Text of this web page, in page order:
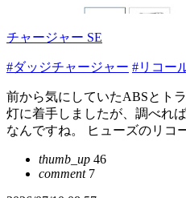
チャージャー SE
#ダッジチャージャー #リコー
前から気にしていたABSとト
灯に着手しましたが、調べれ
なんですね。 ヒューズのリコ
thumb_up 46
comment7